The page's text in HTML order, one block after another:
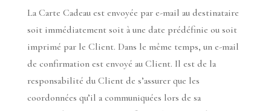
La Carte Cadeau est envoyée par e-mail au destinataire
soit immédiatement soit à une date prédéfinie ou soit
imprimé par le Client. Dans le même temps, un e-mail
de confirmation est envoyé au Client. Il est de la
responsabilité du Client de s’assurer que les
coordonnées qu’il a communiquées lors de sa